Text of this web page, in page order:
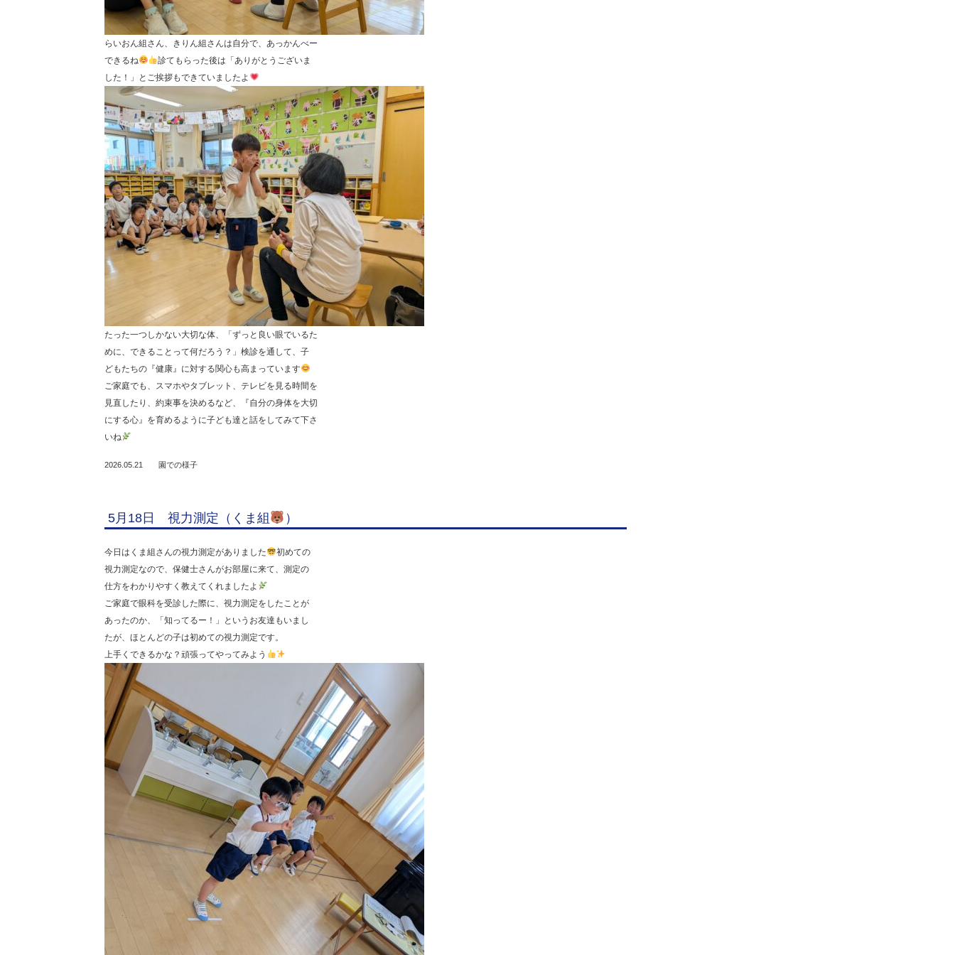
らいおん組さん、きりん組さんは自分で、あっかんべー
できるね
診てもらった後は「ありがとうございま
した！」とご挨拶もできていましたよ
たった一つしかない大切な体、「ずっと良い眼でいるた
めに、できることって何だろう？」検診を通して、子
どもたちの『健康』に対する関心も高まっています
ご家庭でも、スマホやタブレット、テレビを見る時間を
見直したり、約束事を決めるなど、『自分の身体を大切
にする心』を育めるように子ども達と話をしてみて下さ
いね
2026.05.21 園での様子
5月18日 視力測定（くま組 ）
今日はくま組さんの視力測定がありました
初めての
視力測定なので、保健士さんがお部屋に来て、測定の
仕方をわかりやすく教えてくれましたよ
ご家庭で眼科を受診した際に、視力測定をしたことが
あったのか、「知ってるー！」というお友達もいまし
たが、ほとんどの子は初めての視力測定です。
上手くできるかな？頑張ってやってみよう